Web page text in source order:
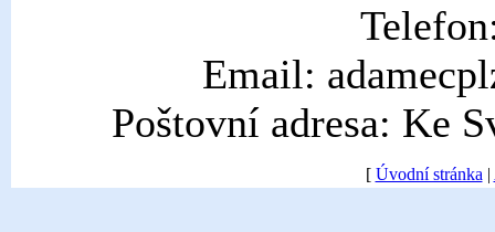
Email:
Poštovní adresa: Ke
[ Úvodní stránka |